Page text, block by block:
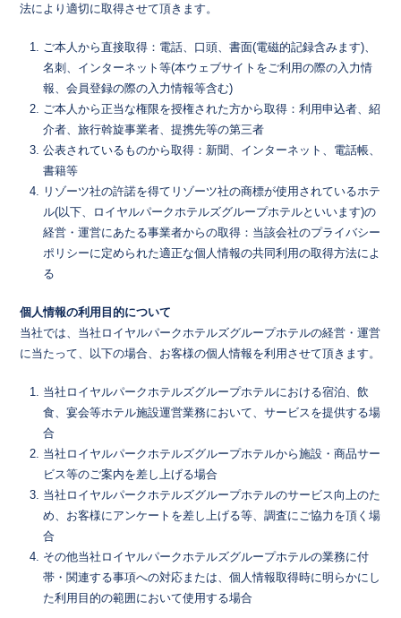
法により適切に取得させて頂きます。
ご本人から直接取得：電話、口頭、書面(電磁的記録含みます)、
名刺、インターネット等(本ウェブサイトをご利用の際の入力情
報、会員登録の際の入力情報等含む)
ご本人から正当な権限を授権された方から取得：利用申込者、紹
介者、旅行斡旋事業者、提携先等の第三者
公表されているものから取得：新聞、インターネット、電話帳、
書籍等
リゾーツ社の許諾を得てリゾーツ社の商標が使用されているホテ
ル(以下、ロイヤルパークホテルズグループホテルといいます)の
経営・運営にあたる事業者からの取得：当該会社のプライバシー
ポリシーに定められた適正な個人情報の共同利用の取得方法によ
る
個人情報の利用目的について
当社では、当社ロイヤルパークホテルズグループホテルの経営・運営
に当たって、以下の場合、お客様の個人情報を利用させて頂きます。
当社ロイヤルパークホテルズグループホテルにおける宿泊、飲
食、宴会等ホテル施設運営業務において、サービスを提供する場
合
当社ロイヤルパークホテルズグループホテルから施設・商品サー
ビス等のご案内を差し上げる場合
当社ロイヤルパークホテルズグループホテルのサービス向上のた
め、お客様にアンケートを差し上げる等、調査にご協力を頂く場
合
その他当社ロイヤルパークホテルズグループホテルの業務に付
帯・関連する事項への対応または、個人情報取得時に明らかにし
た利用目的の範囲において使用する場合